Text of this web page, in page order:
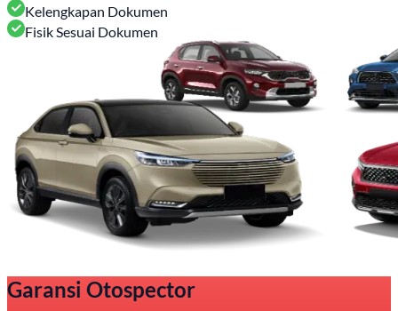
Kelengkapan Dokumen
Fisik Sesuai Dokumen
Garansi Otospector